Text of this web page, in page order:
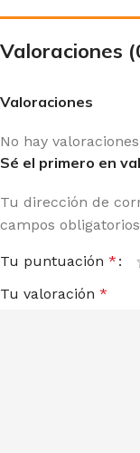
Valoraciones
Valoraciones
No hay
Sé el primero en
Tu dirección de
campos
Tu puntuación *
Tu valoración *